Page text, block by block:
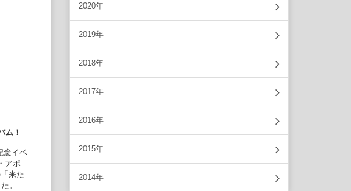
ム！
念イベ
アポ
来た
。
2020年
2019年
2018年
2017年
2016年
2015年
2014年